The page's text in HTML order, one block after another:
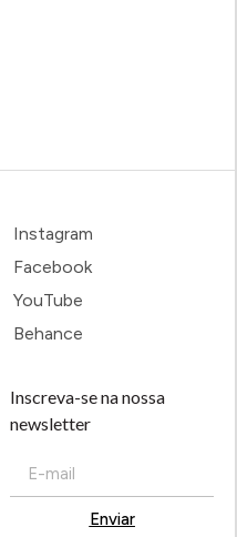
Instagram
Facebook
YouTube
Behance
Inscreva-se na nossa
newsletter
Enviar